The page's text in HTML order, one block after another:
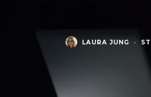
LAURA JUNG ·